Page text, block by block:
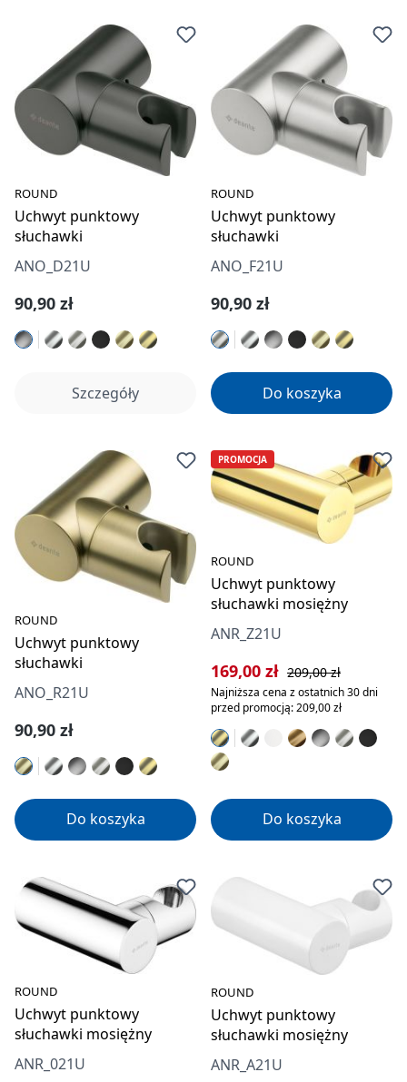
ROUND
Uchwyt punktowy
słuchawki
ANO_D21U
Cena regularna:
90,90 zł
Szczegóły
ROUND
Uchwyt punktowy
słuchawki
ANO_F21U
Cena regularna:
90,90 zł
Do koszyka
ROUND
Uchwyt punktowy
słuchawki
ANO_R21U
Cena regularna:
90,90 zł
Do koszyka
PROMOCJA
ROUND
Uchwyt punktowy
słuchawki mosiężny
ANR_Z21U
Cena sprzedaży:
169,00 zł Cena regularna:
209,00 zł
Najniższa cena z ostatnich 30 dni
przed promocją: 209,00 zł
Do koszyka
ROUND
Uchwyt punktowy
słuchawki mosiężny
ANR_021U
ROUND
Uchwyt punktowy
słuchawki mosiężny
ANR_A21U